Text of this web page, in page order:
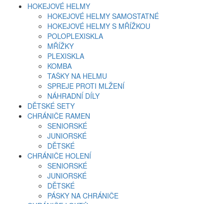
HOKEJOVÉ HELMY
HOKEJOVÉ HELMY SAMOSTATNÉ
HOKEJOVÉ HELMY S MŘÍŽKOU
POLOPLEXISKLA
MŘÍŽKY
PLEXISKLA
KOMBA
TAŠKY NA HELMU
SPREJE PROTI MLŽENÍ
NÁHRADNÍ DÍLY
DĚTSKÉ SETY
CHRÁNIČE RAMEN
SENIORSKÉ
JUNIORSKÉ
DĚTSKÉ
CHRÁNIČE HOLENÍ
SENIORSKÉ
JUNIORSKÉ
DĚTSKÉ
PÁSKY NA CHRÁNIČE